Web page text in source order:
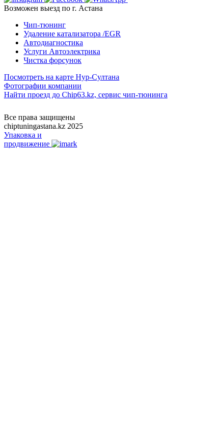
Возможен выезд по г. Астана
Чип-тюнинг
Удаление катализатора /EGR
Автодиагностика
Услуги Автоэлектрика
Чистка форсунок
Посмотреть на карте Нур-Султана
Фотографии компании
Найти проезд до Chip63.kz, сервис чип-тюнинга
Все права защищены
chiptuningastana.kz 2025
Упаковка и
продвижение